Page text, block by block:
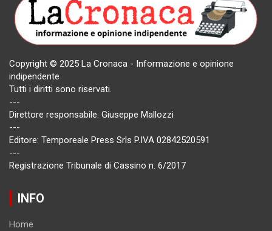
Copyright © 2025 La Cronaca - Informazione e opinione
indipendente
Tutti i diritti sono riservati.
---
Direttore responsabile: Giuseppe Mallozzi
---
Editore: Temporeale Press Srls P.IVA 02842520591
---
Registrazione Tribunale di Cassino n. 6/2017
INFO
Home